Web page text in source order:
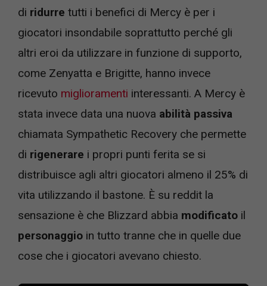
di ridurre tutti i benefici di Mercy è per i
giocatori insondabile soprattutto perché gli
altri eroi da utilizzare in funzione di supporto,
come Zenyatta e Brigitte, hanno invece
ricevuto miglioramenti interessanti. A Mercy è
stata invece data una nuova abilità passiva
chiamata Sympathetic Recovery che permette
di rigenerare i propri punti ferita se si
distribuisce agli altri giocatori almeno il 25% di
vita utilizzando il bastone. È su reddit la
sensazione è che Blizzard abbia modificato il
personaggio in tutto tranne che in quelle due
cose che i giocatori avevano chiesto.